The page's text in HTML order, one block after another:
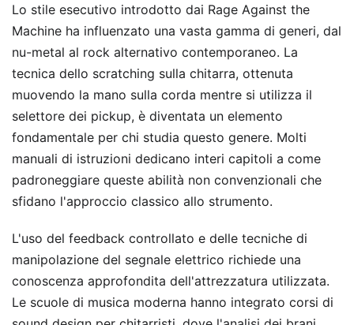
Lo stile esecutivo introdotto dai Rage Against the
Machine ha influenzato una vasta gamma di generi, dal
nu-metal al rock alternativo contemporaneo. La
tecnica dello scratching sulla chitarra, ottenuta
muovendo la mano sulla corda mentre si utilizza il
selettore dei pickup, è diventata un elemento
fondamentale per chi studia questo genere. Molti
manuali di istruzioni dedicano interi capitoli a come
padroneggiare queste abilità non convenzionali che
sfidano l'approccio classico allo strumento.
L'uso del feedback controllato e delle tecniche di
manipolazione del segnale elettrico richiede una
conoscenza approfondita dell'attrezzatura utilizzata.
Le scuole di musica moderna hanno integrato corsi di